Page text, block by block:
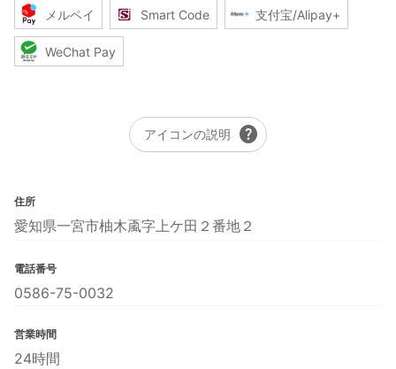
メルペイ Smart Code 支付宝/Alipay+
WeChat Pay
アイコンの説明 help
住所
愛知県一宮市柚木颪字上ケ田２番地２
電話番号
0586-75-0032
営業時間
24時間